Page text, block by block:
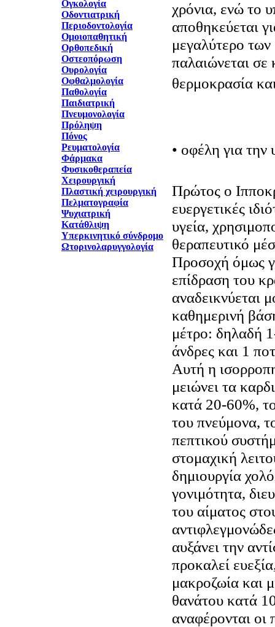
Ογκολογία
Οδοντιατρική
Περιοδοντολογία
Ομοιοπαθητική
Ορθοπεδική
Οστεοπόρωση
Ουρολογία
Οφθαλμολογία
Παθολογία
Παιδιατρική
Πνευμονολογία
Πρόληψη
Πόνος
Ρευματολογία
Φάρμακα
Φυσικοθεραπεία
Χειρουργική
Πλαστική χειρουργική
Πελματογραφία
Ψυχιατρική
Κατάθλιψη
Υπερκινητικό σύνδρομο
Ωτορινολαρυγγολογία
χρόνια, ενώ το
αποθηκεύεται
μεγαλύτερο των
παλαιώνεται σε
θερμοκρασία
• οφέλη για την
Πρώτος ο
ευεργετικές
υγεία,
θεραπευτικό
Προσοχή όμως
επίδραση του
αναδεικνύεται
καθημερινή
μέτρο: δηλαδή
άνδρες και 1
Αυτή η
μειώνει τα
κατά 20-60%,
του πνεύμονα,
πεπτικού
στομαχική
δημιουργία
γονιμότητα,
του αίματος
αυξάνει την
προκαλεί
μακροζωία και
θανάτου κατά
αναφέρονται οι